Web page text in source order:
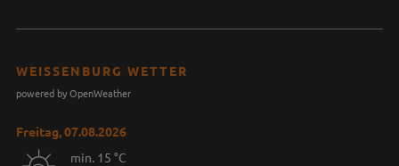
WEISSENBURG WETTER
powered by OpenWeather
Freitag, 07.08.2026
min. 15 °C